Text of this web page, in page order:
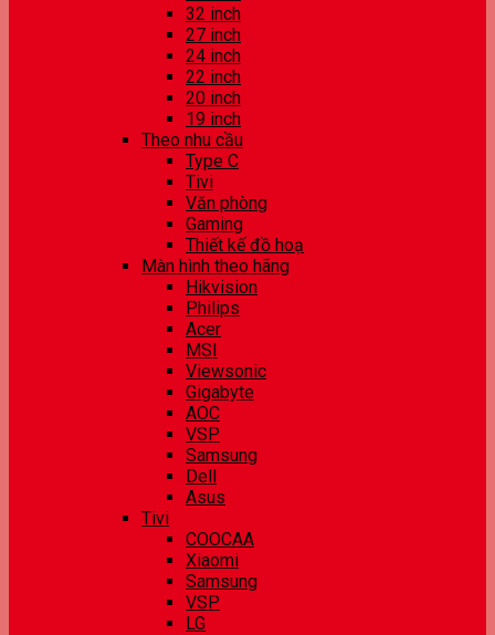
32 inch
27 inch
24 inch
22 inch
20 inch
19 inch
Theo nhu cầu
Type C
Tivi
Văn phòng
Gaming
Thiết kế đồ hoạ
Màn hình theo hãng
Hikvision
Philips
Acer
MSI
Viewsonic
Gigabyte
AOC
VSP
Samsung
Dell
Asus
Tivi
COOCAA
Xiaomi
Samsung
VSP
LG